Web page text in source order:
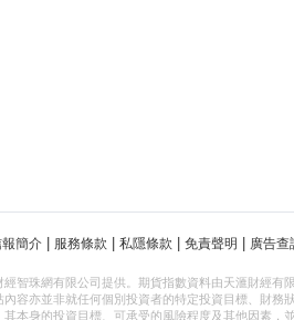
簡介 服務條款 私隱條款 免責聲明 廣告查
經智珠網有限公司提供。期貨指數資料由天滙財經有
容亦並非就任何個別投資者的特定投資目標、財務
本身的投資目標、可承受的風險程度及其他因素